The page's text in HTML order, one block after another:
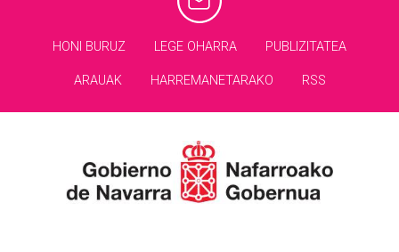
HONI BURUZ LEGE OHARRA PUBLIZITATEA
ARAUAK HARREMANETARAKO RSS